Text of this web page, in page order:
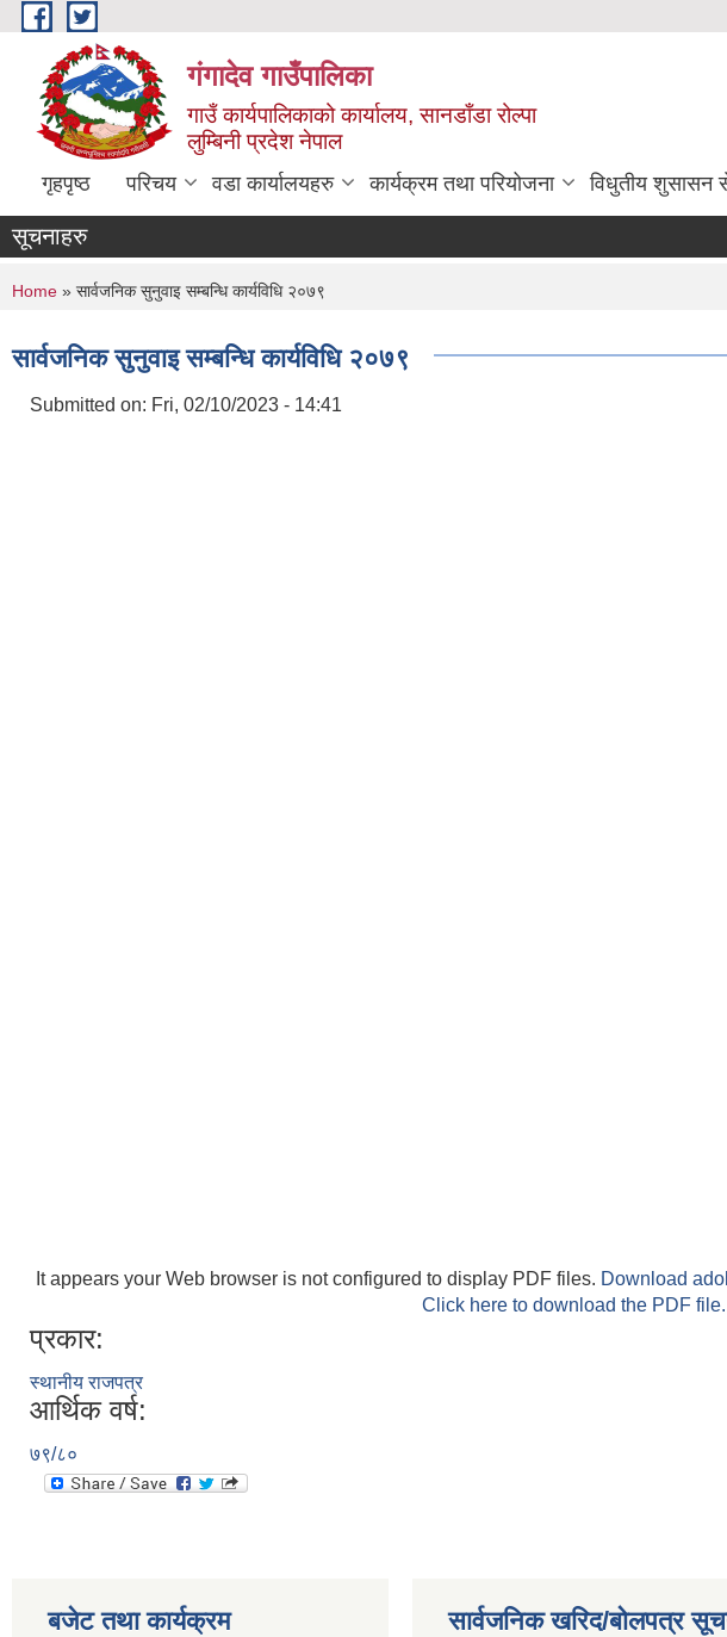
Skip to main content
गंगादेव गाउँपालिका
गाउँ कार्यपालिकाको कार्यालय, सानडाँडा रोल्पा
लुम्बिनी प्रदेश नेपाल
गृहपृष्ठ परिचय वडा कार्यालयहरु कार्यक्रम तथा परियोजना विधुतीय शुसासन
सूचनाहरु
You are here
Home » सार्वजनिक सुनुवाइ सम्बन्धि कार्यविधि २०७९
सार्वजनिक सुनुवाइ सम्बन्धि कार्यविधि २०७९
Submitted on: Fri, 02/10/2023 - 14:41
It appears your Web browser is not configured to display PDF files. Download
Click here to download the PDF file.
प्रकार:
स्थानीय राजपत्र
आर्थिक वर्ष:
७९/८०
बजेट तथा कार्यक्रम सार्वजनिक खरिद/बोलपत्र